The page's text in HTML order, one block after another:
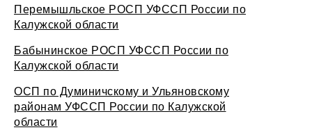
Перемышльское РОСП УФССП России по
Калужской области
Бабынинское РОСП УФССП России по
Калужской области
ОСП по Думиничскому и Ульяновскому
районам УФССП России по Калужской
области